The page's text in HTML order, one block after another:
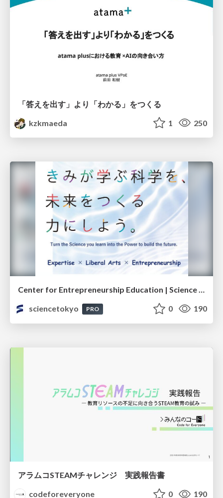
「答えを出す」より「わかる」をつくる
kzkmaeda
1 250
Center for Entrepreneurship Education | Science Tokyo (Institute of Science Tokyo)
sciencetokyo
PRO 0 190
アラムコSTEAMチャレンジ 実践報告書
codeforeveryone
0 190